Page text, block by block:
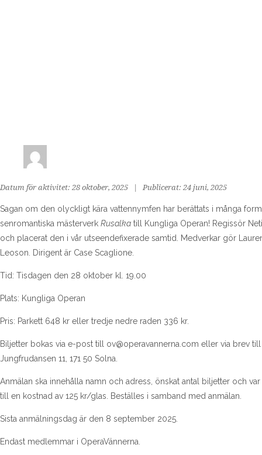
Datum för aktivitet: 28 oktober, 2025 | Publicerat: 24 juni, 2025
Sagan om den olyckligt kära vattennymfen har berättats i många
senromantiska mästerverk Rusalka till Kungliga Operan! Regissör
och placerat den i vår utseendefixerade samtid. Medverkar gör
Leoson. Dirigent är Case Scaglione.
Tid: Tisdagen den 28 oktober kl. 19.00
Plats: Kungliga Operan
Pris: Parkett 648 kr eller tredje nedre raden 336 kr.
Biljetter bokas via e-post till ov@operavannerna.com eller via brev
Jungfrudansen 11, 171 50 Solna.
Anmälan ska innehålla namn och adress, önskat antal biljetter och
till en kostnad av 125 kr/glas. Beställes i samband med anmälan.
Sista anmälningsdag är den 8 september 2025.
Endast medlemmar i OperaVännerna.